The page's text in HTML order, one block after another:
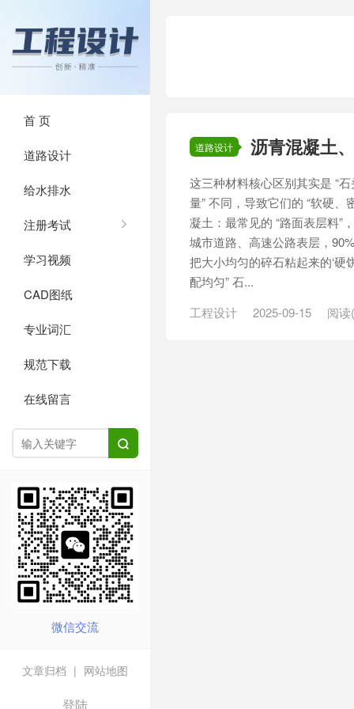
首 页
道路设计
给水排水
注册考试
学习视频
CAD图纸
专业词汇
规范下载
在线留言

微信交流
文章归档 | 网站地图
登陆
道路设计 沥青混凝土
这三种材料核心区别其实是 “
量” 不同，导致它们的 “软硬
凝土：最常见的 “路面表层料”
城市道路、高速公路表层，
把大小均匀的碎石粘起来的‘硬
配均匀” 石...
工程设计
2025-09-15 阅读